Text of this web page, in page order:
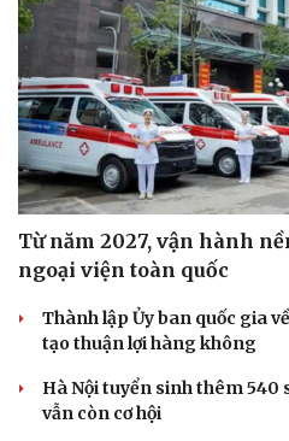
Từ năm 2027, vận hành
ngoại viện toàn quốc
Thành lập Ủy ban quốc gia
tạo thuận lợi hàng không
Hà Nội tuyển sinh thêm 540
vẫn còn cơ hội